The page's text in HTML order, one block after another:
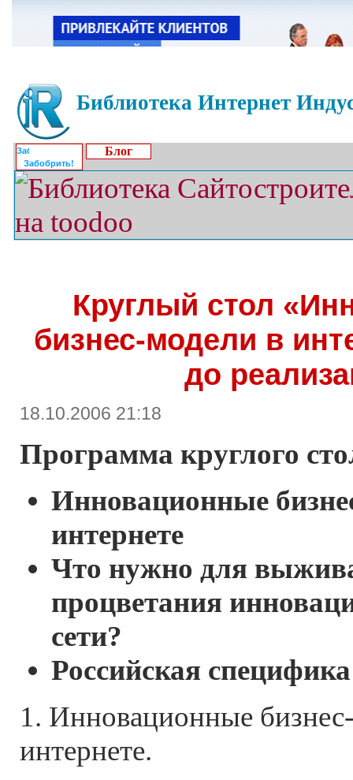
Библиотека Интернет
Забобрить!
Блог
Круглый стол
бизнес-модели в
до
18.10.2006 21:18
Программа круглого
Инновационные
интернете
Что нужно для
процветания
сети?
Российская специфика
1. Инновационные
интернете.